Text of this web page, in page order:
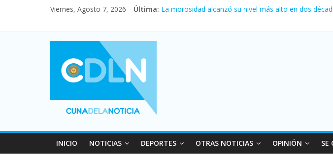
Viernes, Agosto 7, 2026 Última: La morosidad alcanzó su nivel más alto en dos
Vacaciones de invierno con más movimiento y
Fuerte caída de la venta de autos usados en julio:
INICIO NOTICIAS DEPORTES OTRAS NOTICIAS OPINIÓN SE